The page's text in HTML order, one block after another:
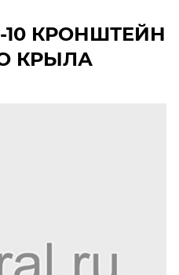
КРОНШТЕЙН
КРЫЛА